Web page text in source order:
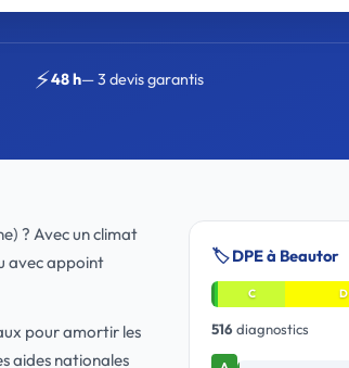
⚡48 h— 3 devis garantis
? Avec un climat
avec appoint
pour amortir les
aides nationales
🏷️ DPE à Beautor
C D
516diagnostics